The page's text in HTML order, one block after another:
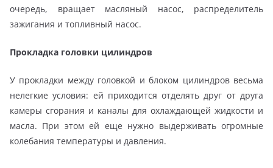
очередь, вращает масляный насос, распределитель
зажигания и топливный насос.
Прокладка головки цилиндров
У прокладки между головкой и блоком цилиндров весьма
нелегкие условия: ей приходится отделять друг от друга
камеры сгорания и каналы для охлаждающей жидкости и
масла. При этом ей еще нужно выдерживать огромные
колебания температуры и давления.